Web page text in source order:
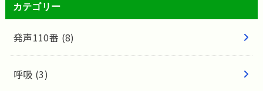
カテゴリー
発声110番 (8)
呼吸 (3)